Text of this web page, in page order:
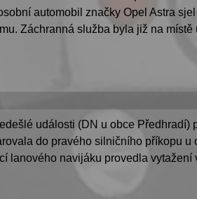
automobil značky Opel Astra
Záchranná služba byla již na místě
události (DN u obce
do pravého silničního příkopu
lanového navijáku provedla vytažení